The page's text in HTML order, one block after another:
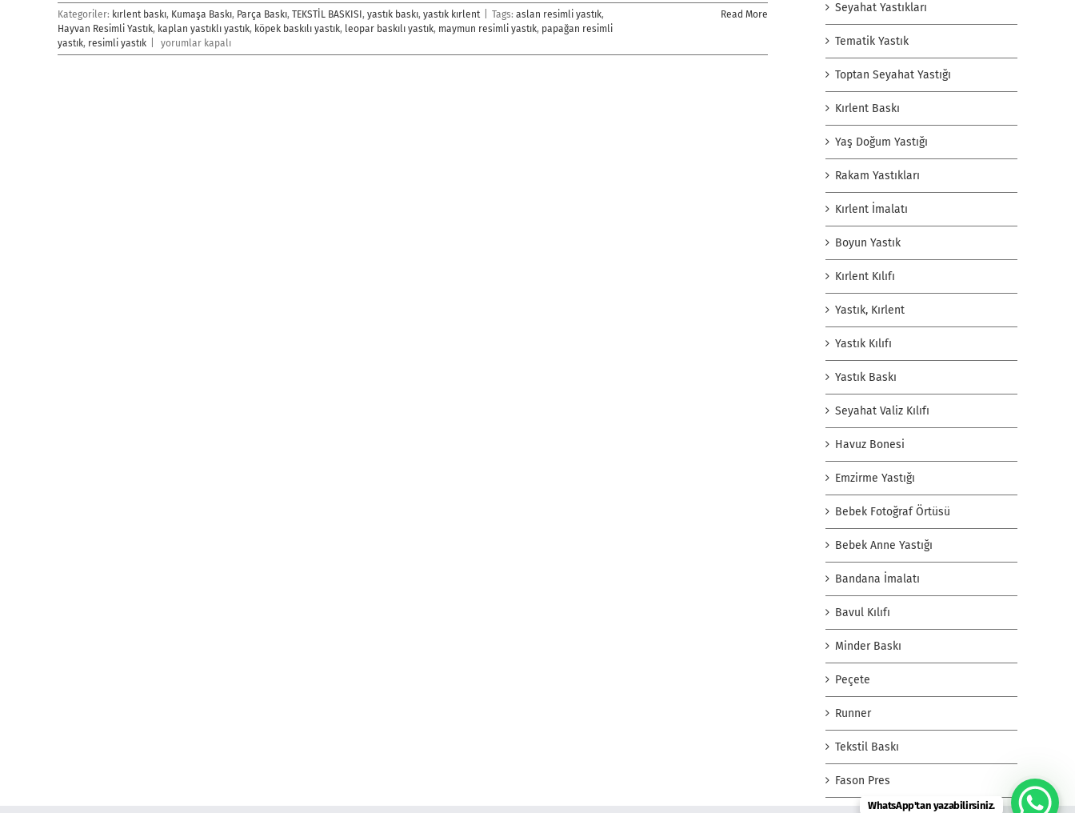
Kategoriler: kırlent baskı, Kumaşa Baskı, Parça Baskı, TEKSTİL BASKISI , yastık baskı, yastık kırlent Tags: aslan resimli yastık,
Hayvan Resimli Yastık, kaplan yastıklı yastık, köpek baskılı yastık, leopar baskılı yastık, maymun resimli yastık, papağan resimli
yastık, resimli yastık
Hayvan
Resimli
yorumlar kapalı
Read More Seyahat Yastıkları
Tematik Yastık
Toptan Seyahat Yastığı
Kırlent Baskı
Yaş Doğum Yastığı
Rakam Yastıkları
Kırlent İmalatı
Boyun Yastık
Kırlent Kılıfı
Yastık, Kırlent
Yastık Kılıfı
Yastık Baskı
Seyahat Valiz Kılıfı
Havuz Bonesi
Emzirme Yastığı
Bebek Fotoğraf Örtüsü
Bebek Anne Yastığı
Bandana İmalatı
Bavul Kılıfı
Minder Baskı
Peçete
Runner
Tekstil Baskı
Fason Pres
WhatsApp'tan yazabilirsiniz.